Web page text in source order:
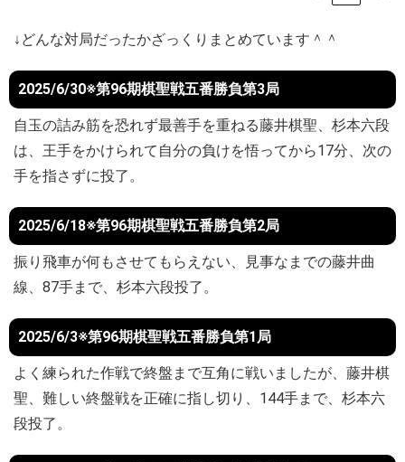
↓どんな対局だったかざっくりまとめています＾＾
2025/6/30※第96期棋聖戦五番勝負第3局
自玉の詰み筋を恐れず最善手を重ねる藤井棋聖、杉本六段
は、王手をかけられて自分の負けを悟ってから17分、次の
手を指さずに投了。
2025/6/18※第96期棋聖戦五番勝負第2局
振り飛車が何もさせてもらえない、見事なまでの藤井曲
線、87手まで、杉本六段投了。
2025/6/3※第96期棋聖戦五番勝負第1局
よく練られた作戦で終盤まで互角に戦いましたが、藤井棋
聖、難しい終盤戦を正確に指し切り、144手まで、杉本六
段投了。